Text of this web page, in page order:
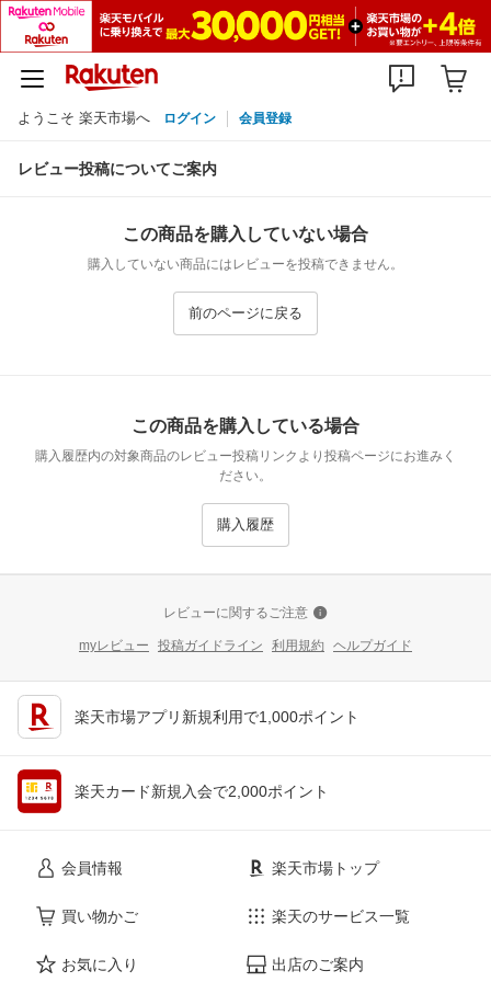
ようこそ 楽天市場へ ログイン 会員登録
レビュー投稿についてご案内
この商品を購入していない場合
購入していない商品にはレビューを投稿できません。
前のページに戻る
この商品を購入している場合
購入履歴内の対象商品のレビュー投稿リンクより投稿ページにお進みく
ださい。
購入履歴
レビューに関するご注意
myレビュー 投稿ガイドライン 利用規約 ヘルプガイド
楽天市場アプリ新規利用で1,000ポイント
楽天カード新規入会で2,000ポイント
会員情報
買い物かご
お気に入り
楽天市場トップ
楽天のサービス一覧
出店のご案内